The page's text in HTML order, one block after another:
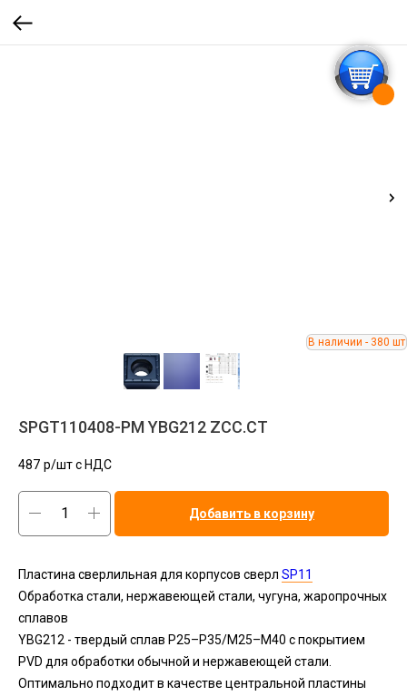
SPGT110408-PM YBG212 ZCC.CT
487 р/шт c НДС
Добавить в корзину
Пластина сверлильная для корпусов сверл SP11
Обработка стали, нержавеющей стали, чугуна, жаропрочных
сплавов
YBG212 - твердый сплав P25–P35/M25–M40 с покрытием
PVD для обработки обычной и нержавеющей стали.
Оптимально подходит в качестве центральной пластины